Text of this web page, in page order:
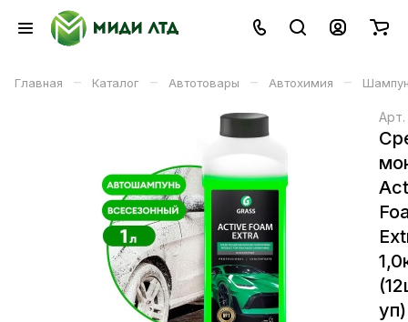
Главная – Каталог – Автотовары – Автохимия –
Арт.
уп)